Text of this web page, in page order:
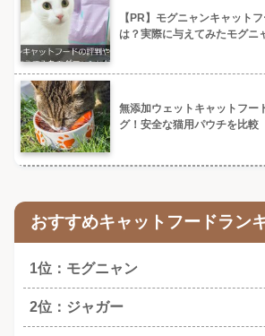
【PR】モグニャンキャット
は？実際に与えてみたモグニ
無添加ウェットキャットフー
グ！安全な猫用パウチを比較
おすすめキャットフードラン
1位：モグニャン
2位：ジャガー